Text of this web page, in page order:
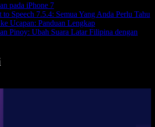
pada iPhone 7
Speech 7.5.4: Semua Yang Anda Perlu Tahu
Ucapan: Panduan Lengkap
Pinoy: Ubah Suara Latar Filipina dengan